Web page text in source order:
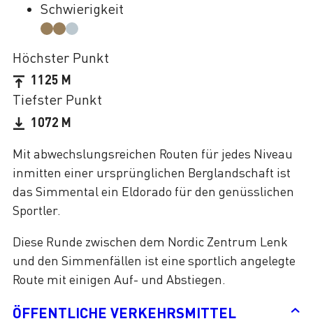
Mit abwechslungsreichen Routen für jedes Niveau
inmitten einer ursprünglichen Berglandschaft ist
das Simmental ein Eldorado für den genüsslichen
Sportler.
Diese Runde zwischen dem Nordic Zentrum Lenk
und den Simmenfällen ist eine sportlich angelegte
Route mit einigen Auf- und Abstiegen.
ÖFFENTLICHE VERKEHRSMITTEL
Schwierigkeit
Höchster Punkt
1125 M
Tiefster Punkt
1072 M